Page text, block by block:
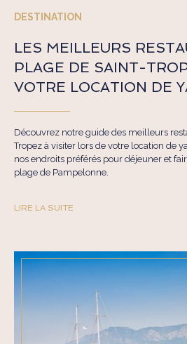
DESTINATION
LES MEILLEURS
PLAGE DE SAINT-
VOTRE LOCATION DE
Découvrez notre guide des meilleurs
Tropez à visiter lors de votre location de
nos endroits préférés pour déjeuner et
plage de Pampelonne.
LIRE LA SUITE